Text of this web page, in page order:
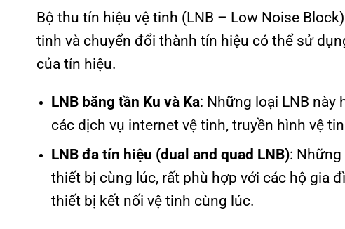
Bộ thu tín hiệu vệ tinh (LNB – Low Noise
tinh và chuyển đổi thành tín hiệu có thể sử
của tín hiệu.
LNB băng tần Ku và Ka: Những loại LNB này
các dịch vụ internet vệ tinh, truyền hình vệ
LNB đa tín hiệu (dual and quad LNB): Những
thiết bị cùng lúc, rất phù hợp với các hộ gia
thiết bị kết nối vệ tinh cùng lúc.